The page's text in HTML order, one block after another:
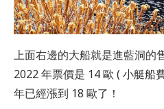
上面右邊的大船就是進藍洞的
2022 年票價是 14 歐 ( 小艇船
年已經漲到 18 歐了！